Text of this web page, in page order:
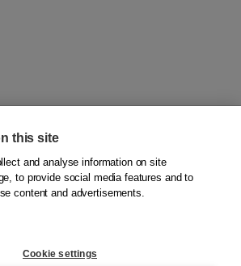
uitgevers
this site
and analyse information on site
to provide social media features and to
content and advertisements.
Cookie settings